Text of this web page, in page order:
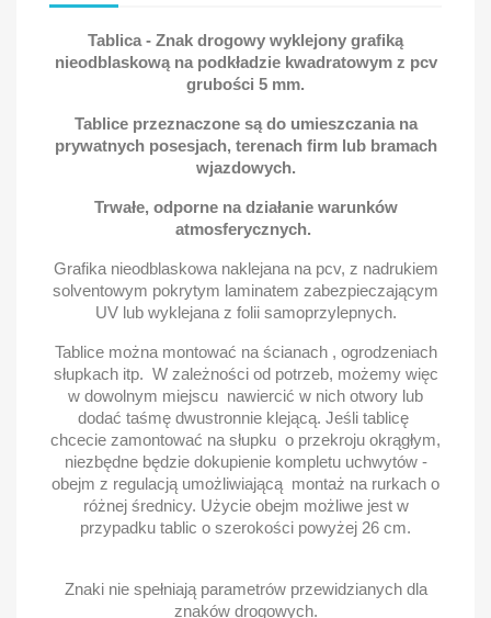
Tablica - Znak drogowy wyklejony grafiką
nieodblaskową na podkładzie kwadratowym z pcv
grubości 5 mm.
Tablice przeznaczone są do umieszczania na
prywatnych posesjach, terenach firm lub bramach
wjazdowych.
Trwałe, odporne na działanie warunków
atmosferycznych.
Grafika nieodblaskowa naklejana na pcv, z nadrukiem
solventowym pokrytym laminatem zabezpieczającym
UV lub wyklejana z folii samoprzylepnych.
Tablice można montować na ścianach , ogrodzeniach
słupkach itp. W zależności od potrzeb, możemy więc
w dowolnym miejscu nawiercić w nich otwory lub
dodać taśmę dwustronnie klejącą. Jeśli tablicę
chcecie zamontować na słupku o przekroju okrągłym,
niezbędne będzie dokupienie kompletu uchwytów -
obejm z regulacją umożliwiającą montaż na rurkach o
różnej średnicy. Użycie obejm możliwe jest w
przypadku tablic o szerokości powyżej 26 cm.
Znaki nie spełniają parametrów przewidzianych dla
znaków drogowych.